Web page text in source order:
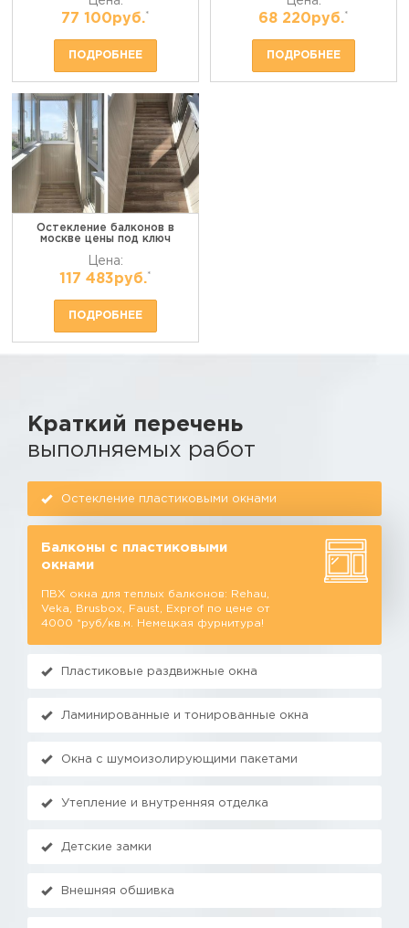
77 100руб.*
ПОДРОБНЕЕ
68 220руб.*
ПОДРОБНЕЕ
Остекление балконов в
москве цены под ключ
Цена:
117 483руб.*
ПОДРОБНЕЕ
Краткий перечень
выполняемых работ
Остекление пластиковыми окнами
Балконы с пластиковыми
окнами
ПВХ окна для теплых балконов: Rehau,
Veka, Brusbox, Faust, Exprof по цене от
4000 *руб/кв.м. Немецкая фурнитура!
Пластиковые раздвижные окна
Ламинированные и тонированные окна
Окна с шумоизолирующими пакетами
Утепление и внутренняя отделка
Детские замки
Внешняя обшивка